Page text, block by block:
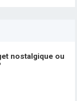
nostalgique ou